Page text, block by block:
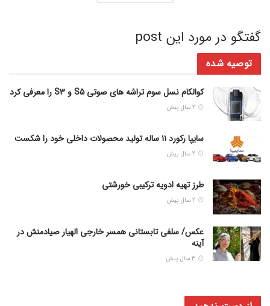
گفتگو در مورد این post
توصیه شده
کوالکام نسل سوم تراشه های صوتی S5 و S3 را معرفی کرد
سایپا رکورد ۱۱ ساله تولید محصولات داخلی خود را شکست
طرز تهیه ادویه ترکیبی خورشتی
عکس/ سلفی تابستانی همسر خارجی الهیار صیادمنش در
آینه